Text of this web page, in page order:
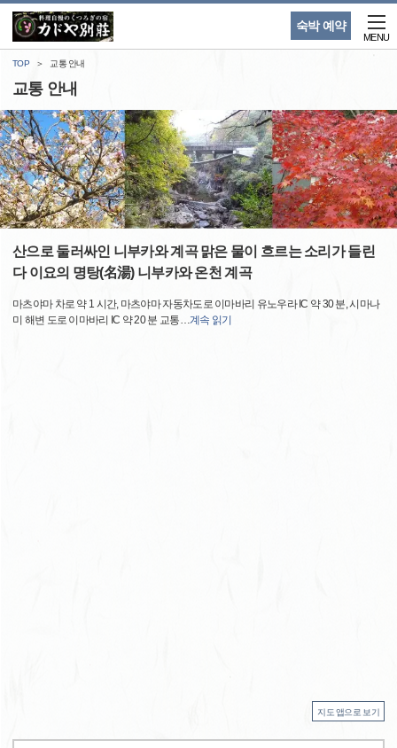
숙박 예약
MENU
TOP 교통 안내
교통 안내
산으로 둘러싸인 니부카와 계곡 맑은 물이 흐르는 소리가 들린
다 이요의 명탕(名湯) 니부카와 온천 계곡
마츠야마 차로 약 1 시간, 마츠야마 자동차도로 이마바리 유노우라 IC 약 30 분, 시마나
미 해변 도로 이마바리 IC 약 20 분 교통…계속 읽기
지도 앱으로 보기